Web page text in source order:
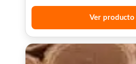
Ver producto